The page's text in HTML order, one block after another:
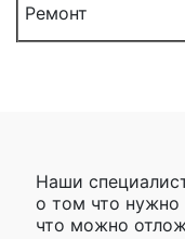
Ремонт
Наши
о том что нужно
что можно